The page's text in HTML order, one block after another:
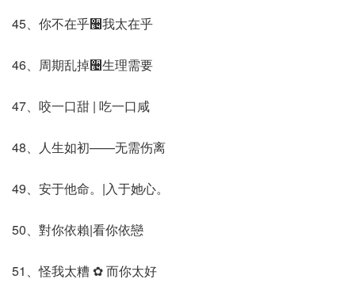
45、你不在乎઴我太在乎
46、周期乱掉઴生理需要
47、咬一口甜 | 吃一口咸
48、人生如初——无需伤离
49、安于他命。|入于她心。
50、對你依賴|看你依戀
51、怪我太糟 ✿ 而你太好